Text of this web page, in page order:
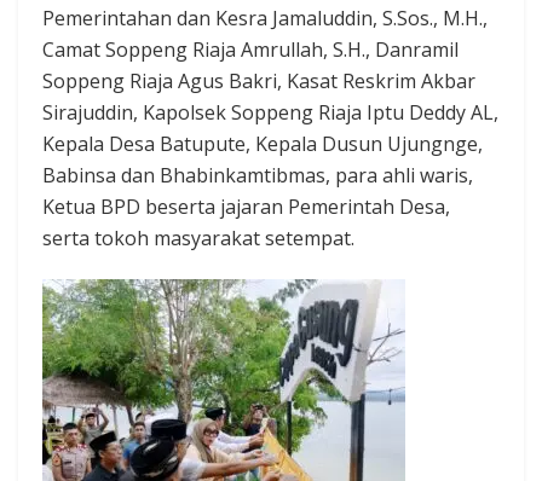
Pemerintahan dan Kesra Jamaluddin, S.Sos., M.H.,
Camat Soppeng Riaja Amrullah, S.H., Danramil
Soppeng Riaja Agus Bakri, Kasat Reskrim Akbar
Sirajuddin, Kapolsek Soppeng Riaja Iptu Deddy AL,
Kepala Desa Batupute, Kepala Dusun Ujungnge,
Babinsa dan Bhabinkamtibmas, para ahli waris,
Ketua BPD beserta jajaran Pemerintah Desa,
serta tokoh masyarakat setempat.